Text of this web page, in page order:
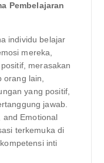
Pembelajaran
individu belajar
mereka,
merasakan
orang lain,
yang positif,
jawab.
and Emotional
terkemuka di
inti